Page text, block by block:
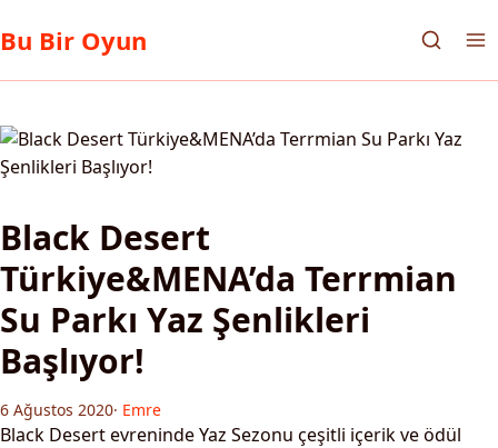
Bu Bir Oyun
Black Desert
Türkiye&MENA’da Terrmian
Su Parkı Yaz Şenlikleri
Başlıyor!
6 Ağustos 2020· Emre
Black Desert evreninde Yaz Sezonu çeşitli içerik ve ödül